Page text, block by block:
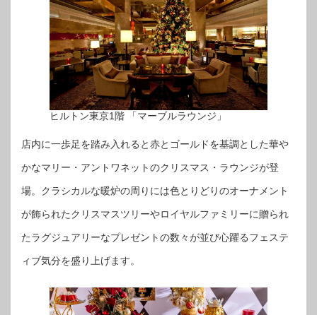
ヒルトン東京1階 「マーブルラウンジ」
店内に一歩足を踏み入れると赤とゴールドを基調とした華や
かなマリー・アントワネットのクリスマス・ラウンジが登
場。クラシカルな暖炉の周りには色とりどりのオーナメント
が飾られたクリスマスツリーやロイヤルファミリーに贈られ
たラグジュアリーなプレゼントの数々が並び心躍るフェステ
ィブ気分を盛り上げます。